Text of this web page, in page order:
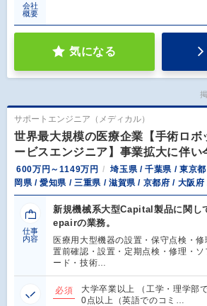
会社
概要
気になる
サポートエンジニア（メディカル）
世界最大規模の医療企業【手術ロボ
ービスエンジニア】事業拡大に伴い
600万円～1149万円
埼玉県 / 千葉県 / 東京
岡県 / 愛知県 / 三重県 / 滋賀県 / 京都府 / 大阪府
仕事
内容
新規機械系大型Capital製品に関
epairの業務。
医療用大型機器の設置・保守点検・
置前確認・設置・定期点検・修理・
ード・技術…
必須
大学卒業以上 （工学・理学部
0点以上（英語でのコミ…